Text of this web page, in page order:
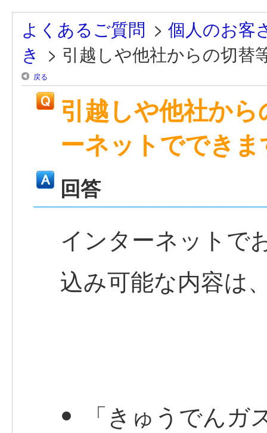
よくあるご質問 > 個人のお客
き > 引越しや他社からの切替
戻る
引越しや他社か
ーネットででき
回答
インターネットで
込み可能な内容は
「きゅうでんガ